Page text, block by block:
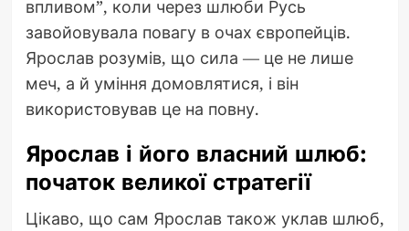
впливом”, коли через шлюби Русь
завойовувала повагу в очах європейців.
Ярослав розумів, що сила — це не лише
меч, а й уміння домовлятися, і він
використовував це на повну.
Ярослав і його власний шлюб:
початок великої стратегії
Цікаво, що сам Ярослав також уклав шлюб,